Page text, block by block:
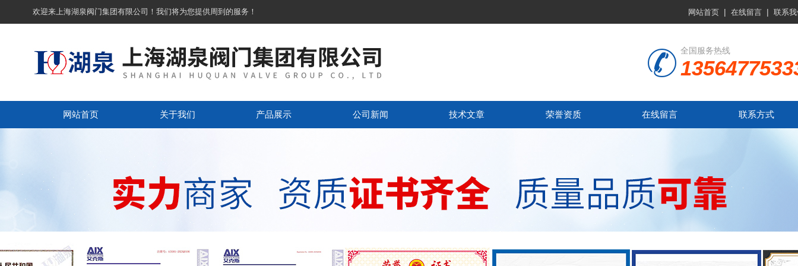
欢迎来上海湖泉阀门集团有限公司！我们将为您提供周到的服务！ 网站首页 | 在线留言 | 联系
全国服务热线
网站首页 关于我们 产品展示 公司新闻 技术文章 荣誉资质 在线留言 联系方式